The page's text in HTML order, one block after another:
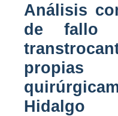
Análisis
de fallo
propias
Hidalgo